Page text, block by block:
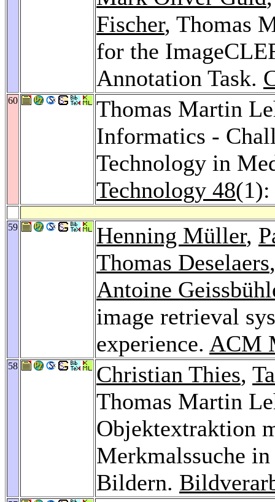
Fischer, Thomas
for the
Annotation Task.
60
Thomas Martin
Informatics -
Technology in
Technology 48(1):
59 Henning Müller,
Thomas Deselaers
Antoine
image retrieval
experience. ACM
58 Christian Thies,
Thomas Martin
Objektextraktion
Merkmalssuche
Bildern.